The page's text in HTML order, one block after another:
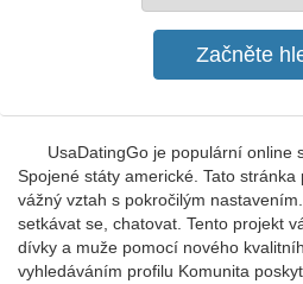
UsaDatingGo je populární online
Spojené státy americké. Tato
vážný vztah s pokročilým
setkávat se, chatovat. Tento projekt
dívky a muže pomocí nového
vyhledáváním profilu Komunita